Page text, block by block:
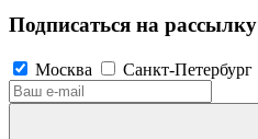
Подписаться на рассылку
Москва Санкт-Петербург